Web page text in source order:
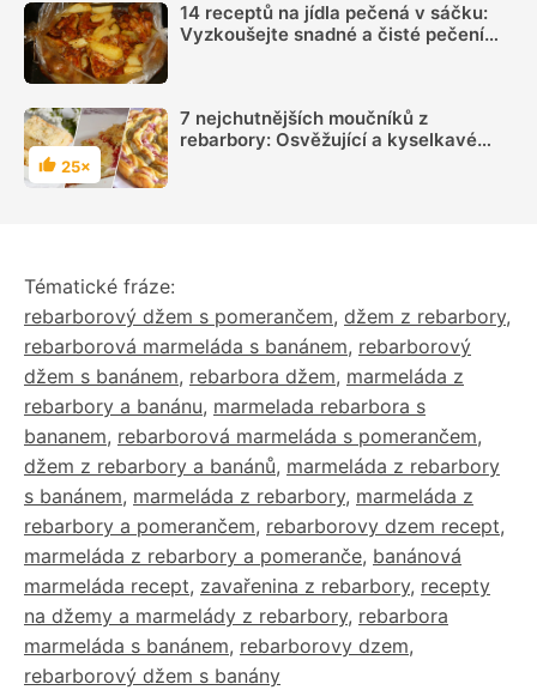
14 receptů na jídla pečená v sáčku:
Vyzkoušejte snadné a čisté pečení
Hodnocení
25×
7 nejchutnějších moučníků z
rebarbory: Osvěžující a kyselkavé
Tématické fráze:
rebarborový džem s pomerančem, džem z rebarbory,
rebarborová marmeláda s banánem, rebarborový
džem s banánem, rebarbora džem, marmeláda z
rebarbory a banánu, marmelada rebarbora s
bananem, rebarborová marmeláda s pomerančem,
džem z rebarbory a banánů, marmeláda z rebarbory
s banánem, marmeláda z rebarbory, marmeláda z
rebarbory a pomerančem, rebarborovy dzem recept,
marmeláda z rebarbory a pomeranče, banánová
marmeláda recept, zavařenina z rebarbory, recepty
na džemy a marmelády z rebarbory, rebarbora
marmeláda s banánem, rebarborovy dzem,
rebarborový džem s banány